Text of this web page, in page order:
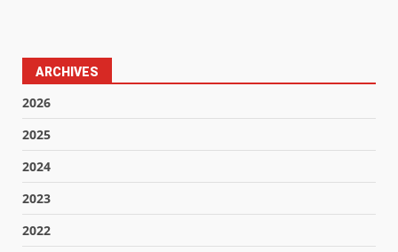
ARCHIVES
2026
2025
2024
2023
2022